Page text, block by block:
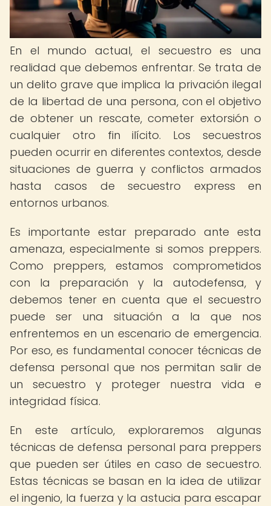
En el mundo actual, el secuestro es una
realidad que debemos enfrentar. Se trata de
un delito grave que implica la privación ilegal
de la libertad de una persona, con el objetivo
de obtener un rescate, cometer extorsión o
cualquier otro fin ilícito. Los secuestros
pueden ocurrir en diferentes contextos, desde
situaciones de guerra y conflictos armados
hasta casos de secuestro express en
entornos urbanos.
Es importante estar preparado ante esta
amenaza, especialmente si somos preppers.
Como preppers, estamos comprometidos
con la preparación y la autodefensa, y
debemos tener en cuenta que el secuestro
puede ser una situación a la que nos
enfrentemos en un escenario de emergencia.
Por eso, es fundamental conocer técnicas de
defensa personal que nos permitan salir de
un secuestro y proteger nuestra vida e
integridad física.
En este artículo, exploraremos algunas
técnicas de defensa personal para preppers
que pueden ser útiles en caso de secuestro.
Estas técnicas se basan en la idea de utilizar
el ingenio, la fuerza y la astucia para escapar